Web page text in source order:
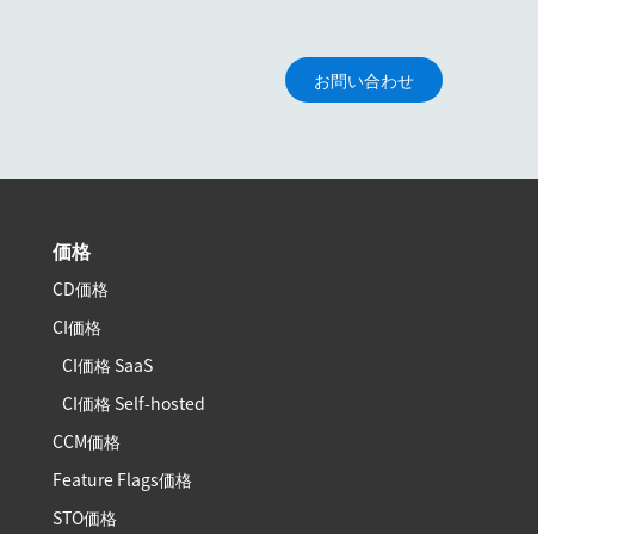
お問い合わせ
価格
CD価格
CI価格
CI価格 SaaS
CI価格 Self-hosted
CCM価格
Feature Flags価格
STO価格